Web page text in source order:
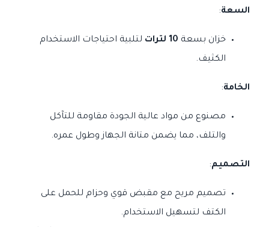
السعة:
خزان بسعة 10 لترات
لتلبية احتياجات الاستخدام
الكثيف.
الخامة:
مصنوع من مواد عالية الجودة مقاومة للتآكل
والتلف، مما يضمن متانة الجهاز وطول عمره.
التصميم:
تصميم مريح مع مقبض قوي وحزام للحمل على
الكتف لتسهيل الاستخدام.